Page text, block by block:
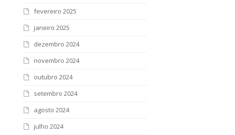
fevereiro 2025
janeiro 2025
dezembro 2024
novembro 2024
outubro 2024
setembro 2024
agosto 2024
julho 2024